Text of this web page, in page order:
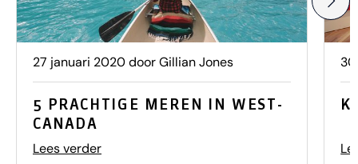
27 januari 2020 door Gillian Jones
5 PRACHTIGE MEREN IN WEST-
CANADA
Lees verder